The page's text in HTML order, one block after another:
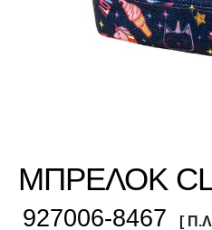
ΜΠΡΕΛΟΚ
927006-8467 [